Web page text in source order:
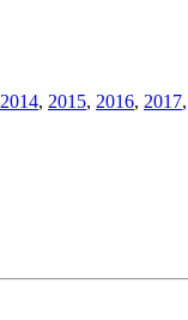
2014, 2015, 2016, 2017